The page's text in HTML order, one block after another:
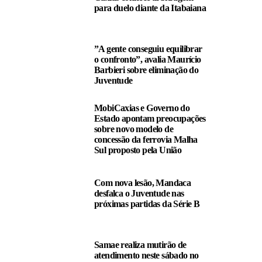
para duelo diante da Itabaiana
”A gente conseguiu equilibrar
o confronto”, avalia Maurício
Barbieri sobre eliminação do
Juventude
MobiCaxias e Governo do
Estado apontam preocupações
sobre novo modelo de
concessão da ferrovia Malha
Sul proposto pela União
Com nova lesão, Mandaca
desfalca o Juventude nas
próximas partidas da Série B
Samae realiza mutirão de
atendimento neste sábado no